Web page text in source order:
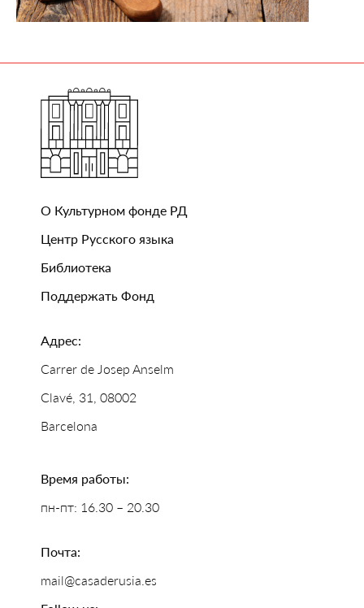
О Культурном фонде РД
Центр Русского языка
Библиотека
Поддержать Фонд
Адрес:
Carrer de Josep Anselm
Clavé, 31, 08002
Barcelona
Время работы:
пн-пт: 16.30 – 20.30
Почта:
mail@casaderusia.es